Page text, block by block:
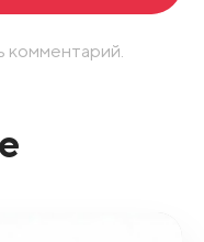
комментарий.